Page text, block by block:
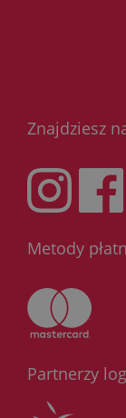
Znajdziesz
Metody
Partnerzy